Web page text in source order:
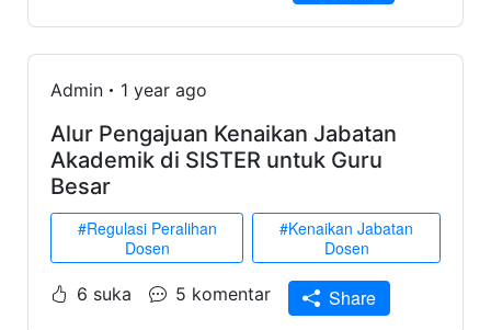
Admin 1 year ago
Alur Pengajuan Kenaikan Jabatan
Akademik di SISTER untuk Guru
Besar
#Regulasi Peralihan
Dosen
#Kenaikan Jabatan
Dosen
6 suka 5 komentar Share